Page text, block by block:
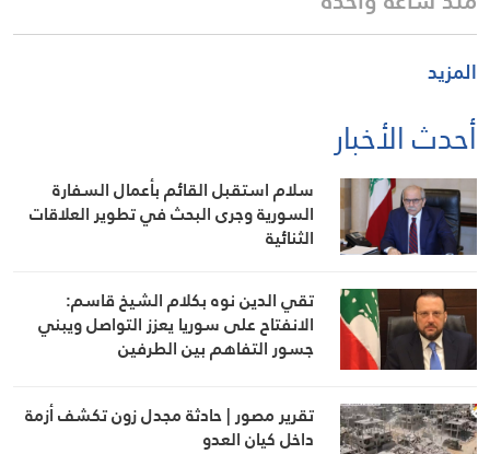
المزيد
أحدث الأخبار
سلام استقبل القائم بأعمال السفارة
السورية وجرى البحث في تطوير العلاقات
الثنائية
تقي الدين نوه بكلام الشيخ قاسم:
الانفتاح على سوريا يعزز التواصل ويبني
جسور التفاهم بين الطرفين
تقرير مصور | حادثة مجدل زون تكشف أزمة
داخل كيان العدو